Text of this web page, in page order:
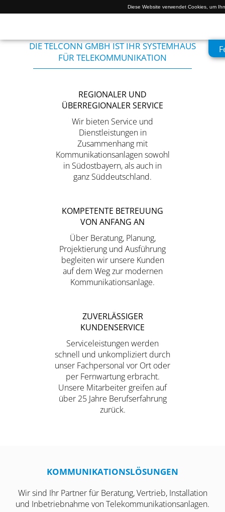
Diese Website verwendet Cookies, um
DIE TELCONN GMBH IST IHR SYSTEMHAUS
FÜR TELEKOMMUNIKATION
REGIONALER UND
ÜBERREGIONALER SERVICE
Wir bieten Service und
Dienstleistungen in
Zusammenhang mit
Kommunikationsanlagen sowohl
in Südostbayern, als auch in
ganz Süddeutschland.
KOMPETENTE BETREUUNG
VON ANFANG AN
Über Beratung, Planung,
Projektierung und Ausführung
begleiten wir unsere Kunden
auf dem Weg zur modernen
Kommunikationsanlage.
ZUVERLÄSSIGER
KUNDENSERVICE
Serviceleistungen werden
schnell und unkompliziert durch
unser Fachpersonal vor Ort oder
per Fernwartung erbracht.
Unsere Mitarbeiter greifen auf
über 25 Jahre Berufserfahrung
zurück.
KOMMUNIKATIONSLÖSUNGEN
Wir sind Ihr Partner für Beratung, Vertrieb, Installation
und Inbetriebnahme von Telekommunikationsanlagen.